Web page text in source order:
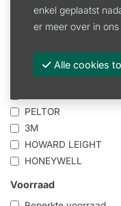
Promoties
Merk
PELTOR
3M
HOWARD LEIGHT
HONEYWELL
Voorraad
enkel geplaatst
er meer over in ons
Alle cookies